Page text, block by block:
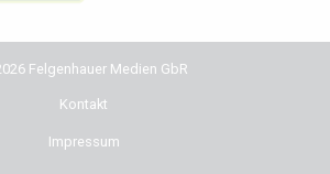
Felgenhauer Medien GbR
Kontakt
Impressum